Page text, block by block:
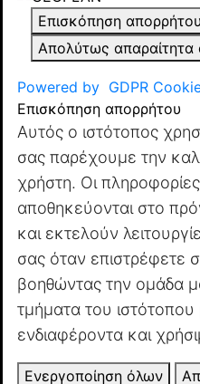
Επισκόπηση απορρήτου
Απολύτως απαραίτητα
Powered by GDPR
Επισκόπηση απορρήτου
Αυτός ο ιστότοπος
σας παρέχουμε την
χρήστη. Οι
αποθηκεύονται στο
και εκτελούν
σας όταν επιστρέφετε
βοηθώντας την ομάδα
τμήματα του ιστότοπου
ενδιαφέροντα και
Ενεργοποίηση όλων